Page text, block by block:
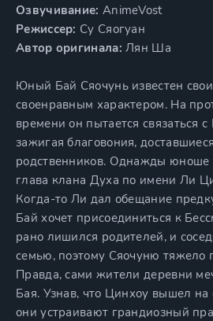
Озвучивание: AnimeVost
Режиссер: Су Сяогуан
Автор оригинала: Лян Ша
Юный Бай Сяочунь известен
своенравным характером. На
времени он пытается связаться
зажигая благовония,
родственников. Однажды юноше
глава клана Духа по имени Ли
Когда-то Ли дал обещание
Бай хочет присоединиться к
рано лишился родителей, и
семью, поэтому Сяочуню тяжело
Правда, сами жители деревни
Бая. Узнав, что Цинхоу вышел на
они устраивают грандиозный